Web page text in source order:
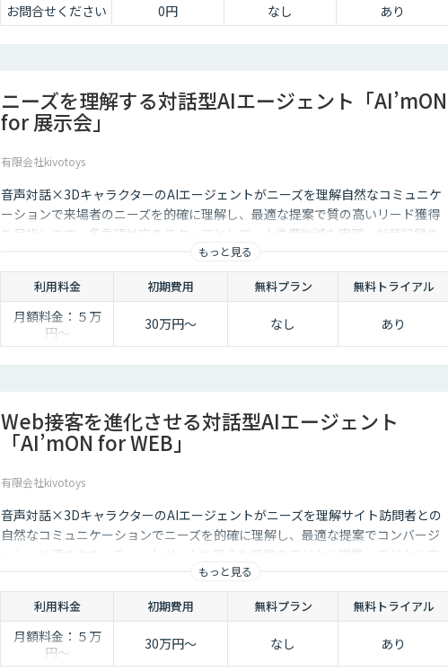
お問合せください 0円 なし あり
ニーズを理解する対話型AIエージェント「AI’mON
for 展示会」
有限会社kivotoys
音声対話×3DキャラクターのAIエージェントがニーズを理解自然なコミュニケ
ーションで来場者のニーズを的確に理解し、最適な提案で質の高いリード獲得
を目指します。多言語対応のスタッフとして、人件費削減も実現。対話記録の
取得・分析で展示会後の追客も確実な成果へ。
もっと見る
利用料金 初期費用 無料プラン 無料トライアル
月額料金：５万
円〜
30万円〜 なし あり
Web接客を進化させる対話型AIエージェント
「AI’mON for WEB」
有限会社kivotoys
音声対話×3DキャラクターのAIエージェントがニーズを理解サイト訪問者との
自然なコミュニケーションでニーズを的確に理解し、最適な提案でコンバージ
ョンへと導きます。チャットボットを超えた最強のデジタル営業、デジタル広
もっと見る
利用料金 初期費用 無料プラン 無料トライアル
月額料金：５万
円〜
30万円〜 なし あり